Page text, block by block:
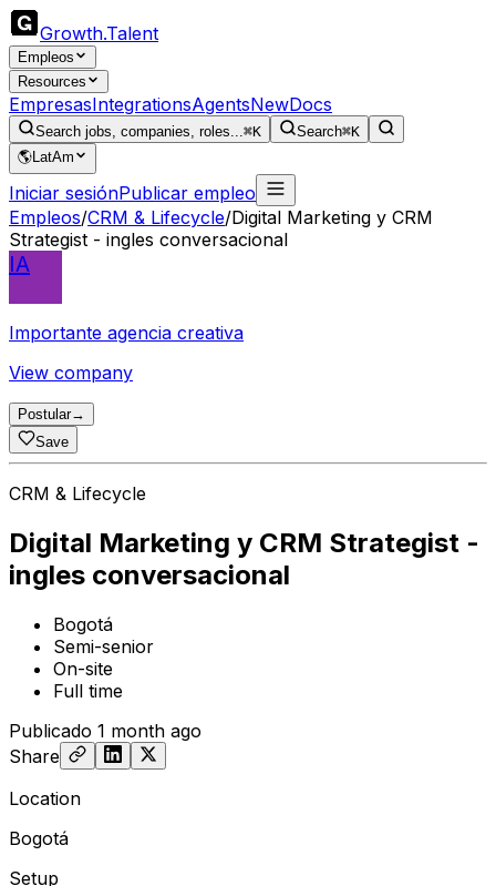
Growth.Talent
Empleos
Resources
EmpresasIntegrationsAgentsNewDocs
Search jobs, companies, roles...⌘K Search⌘K
🌎LatAm
Iniciar sesiónPublicar empleo
Empleos/CRM & Lifecycle/Digital Marketing y CRM
Strategist - ingles conversacional
IA
Importante agencia creativa
View company
Postular→
Save
CRM & Lifecycle
Digital Marketing y CRM Strategist -
ingles conversacional
Bogotá
Semi-senior
On-site
Full time
Publicado 1 month ago
Share
Location
Bogotá
Setup